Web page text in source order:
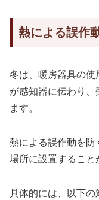
熱による誤作
冬は、暖房器具の使
が感知器に伝わり、
ます。
熱による誤作動を防
場所に設置すること
具体的には、以下の